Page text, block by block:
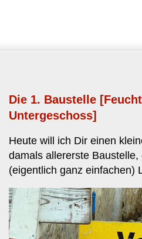
Die 1. Baustelle
Untergeschoss]
Heute will ich Dir einen
damals allererste
(eigentlich ganz einfachen)